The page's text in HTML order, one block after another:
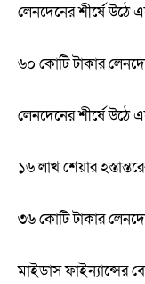
লেনদেনের শীর্ষে উঠে
৬০ কোটি টাকার
লেনদেনের শীর্ষে উঠে
১৬ লাখ শেয়ার
৩৬ কোটি টাকার
মাইডাস ফাইন্যান্সের